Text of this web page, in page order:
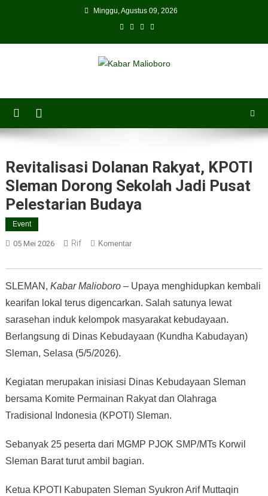
Minggu, Agustus 09, 2026
Revitalisasi Dolanan Rakyat, KPOTI
Sleman Dorong Sekolah Jadi Pusat
Pelestarian Budaya
Event
05 Mei 2026 Rif Komentar
SLEMAN, Kabar Malioboro– Upaya menghidupkan kembali
kearifan lokal terus digencarkan. Salah satunya lewat
sarasehan induk kelompok masyarakat kebudayaan.
Berlangsung di Dinas Kebudayaan (Kundha Kabudayan)
Sleman, Selasa (5/5/2026).
Kegiatan merupakan inisiasi Dinas Kebudayaan Sleman
bersama Komite Permainan Rakyat dan Olahraga
Tradisional Indonesia (KPOTI) Sleman.
Sebanyak 25 peserta dari MGMP PJOK SMP/MTs Korwil
Sleman Barat turut ambil bagian.
Ketua KPOTI Kabupaten Sleman Syukron Arif Muttaqin